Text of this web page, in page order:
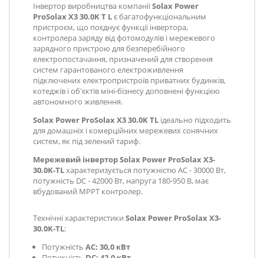
Інвертор виробництва компаніїSolax Power
ProSolax X3 30.0K T Lє багатофункціональним
пристроєм, що поєднує функції інвертора,
контролера заряду від фотомодулів і мережевого
зарядного пристрою для безперебійного
електропостачання, призначений для створення
систем гарантованого електроживлення
підключених електропристроїв приватних будинків,
котеджів і об'єктів міні-бізнесу доповнені функцією
автономного живлення.
Solax Power ProSolax X3 30.0K TL ідеально підходить
для домашніх і комерційних мережевих сонячних
систем, як під зелений тариф.
Мережевий інвертор Solax Power ProSolax X3-
30.0K-TLхарактеризується потужністю АС - 30000 Вт,
потужність DC - 42000 Вт, напруга 180-950 В, має
вбудований МРРТ контролер.
Технічні характеристики Solax Power ProSolax X3-
30.0K-TL:
Потужність AC: 30,0 кВт